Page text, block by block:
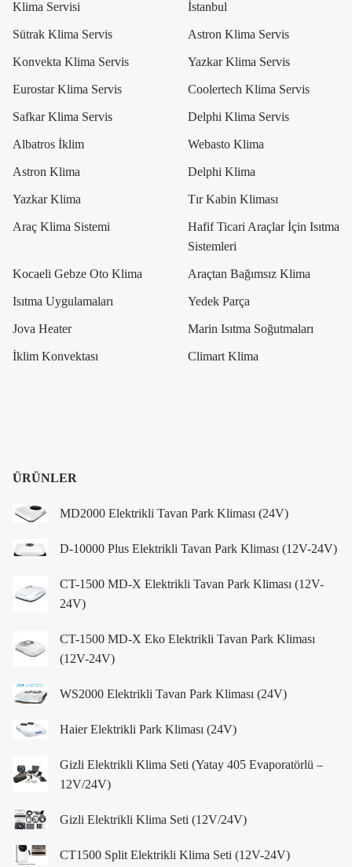
Klima Servisi İstanbul
Sütrak Klima Servis Astron Klima Servis
Konvekta Klima Servis Yazkar Klima Servis
Eurostar Klima Servis Coolertech Klima Servis
Safkar Klima Servis Delphi Klima Servis
Albatros İklim Webasto Klima
Astron Klima Delphi Klima
Yazkar Klima Tır Kabin Kliması
Araç Klima Sistemi
Hafif Ticari Araçlar İçin Isıtma
Sistemleri
Kocaeli Gebze Oto Klima Araçtan Bağımsız Klima
Isıtma Uygulamaları Yedek Parça
Jova Heater Marin Isıtma Soğutmaları
İklim Konvektası Climart Klima
ÜRÜNLER
MD2000 Elektrikli Tavan Park Kliması (24V)
D-10000 Plus Elektrikli Tavan Park Kliması (12V-24V)
CT-1500 MD-X Elektrikli Tavan Park Kliması (12V-
24V)
CT-1500 MD-X Eko Elektrikli Tavan Park Kliması
(12V-24V)
WS2000 Elektrikli Tavan Park Kliması (24V)
Haier Elektrikli Park Kliması (24V)
Gizli Elektrikli Klima Seti (Yatay 405 Evaporatörlü –
12V/24V)
Gizli Elektrikli Klima Seti (12V/24V)
CT1500 Split Elektrikli Klima Seti (12V-24V)